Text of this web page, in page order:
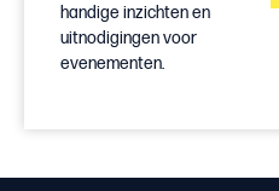
handige inzichten en
uitnodigingen voor
evenementen.